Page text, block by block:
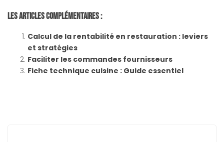
Les Articles Complémentaires :
Calcul de la rentabilité en restauration : leviers
et stratégies
Faciliter les commandes fournisseurs
Fiche technique cuisine : Guide essentiel